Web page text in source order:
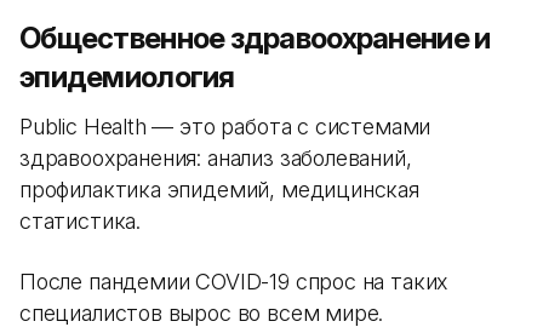
Общественное здравоохранение и
эпидемиология
Public Health — это работа с системами
здравоохранения: анализ заболеваний,
профилактика эпидемий, медицинская
статистика.
После пандемии COVID-19 спрос на таких
специалистов вырос во всем мире.